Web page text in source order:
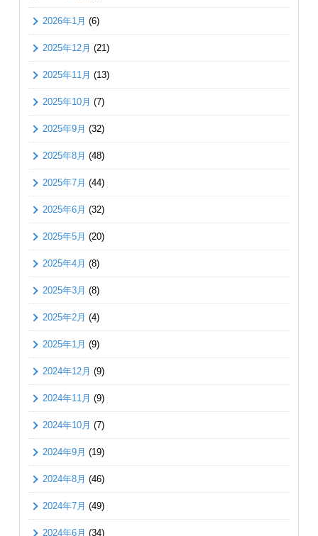
2026年1月 (6)
2025年12月 (21)
2025年11月 (13)
2025年10月 (7)
2025年9月 (32)
2025年8月 (48)
2025年7月 (44)
2025年6月 (32)
2025年5月 (20)
2025年4月 (8)
2025年3月 (8)
2025年2月 (4)
2025年1月 (9)
2024年12月 (9)
2024年11月 (9)
2024年10月 (7)
2024年9月 (19)
2024年8月 (46)
2024年7月 (49)
2024年6月 (34)